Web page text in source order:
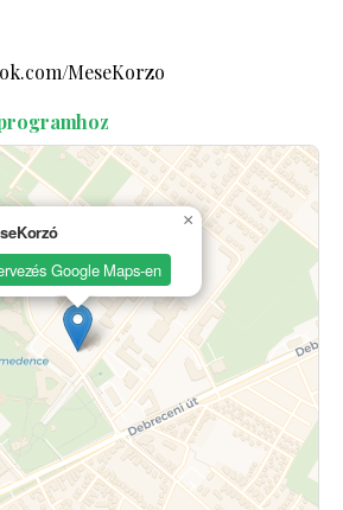
MeseKorzo
Google Maps-en
×